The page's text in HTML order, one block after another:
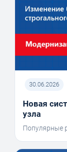
30.06.2026
Новая
узла
Популярные